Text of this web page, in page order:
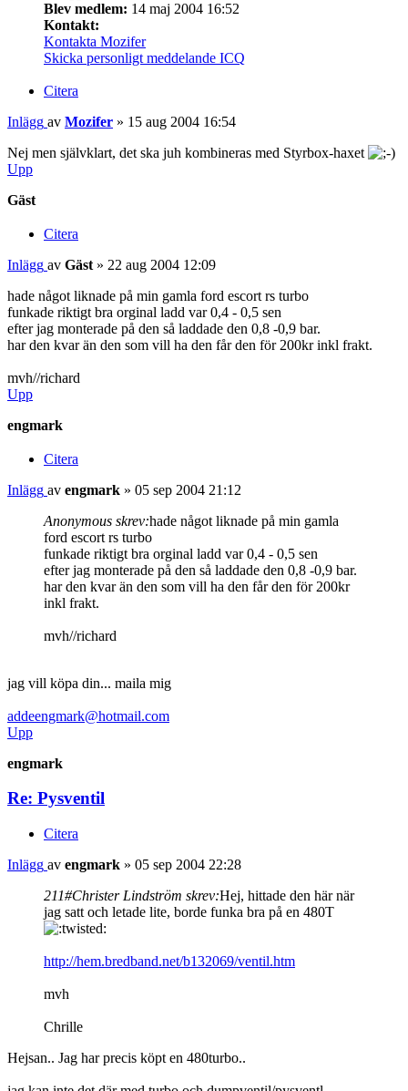
Blev medlem: 14 maj 2004 16:52
Kontakt:
Kontakta Mozifer
Skicka personligt meddelande ICQ
Citera
Inlägg av Mozifer » 15 aug 2004 16:54
Nej men självklart, det ska juh kombineras med Styrbox-haxet
Upp
Gäst
Citera
Inlägg av Gäst » 22 aug 2004 12:09
hade något liknade på min gamla ford escort rs turbo
funkade riktigt bra orginal ladd var 0,4 - 0,5 sen
efter jag monterade på den så laddade den 0,8 -0,9 bar.
har den kvar än den som vill ha den får den för 200kr inkl frakt.
mvh//richard
Upp
engmark
Citera
Inlägg av engmark » 05 sep 2004 21:12
Anonymous skrev:hade något liknade på min gamla
ford escort rs turbo
funkade riktigt bra orginal ladd var 0,4 - 0,5 sen
efter jag monterade på den så laddade den 0,8 -0,9 bar.
har den kvar än den som vill ha den får den för 200kr
inkl frakt.
mvh//richard
jag vill köpa din... maila mig
addeengmark@hotmail.com
Upp
engmark
Re: Pysventil
Citera
Inlägg av engmark » 05 sep 2004 22:28
211#Christer Lindström skrev:Hej, hittade den här när
jag satt och letade lite, borde funka bra på en 480T
http://hem.bredband.net/b132069/ventil.htm
mvh
Chrille
Hejsan.. Jag har precis köpt en 480turbo..